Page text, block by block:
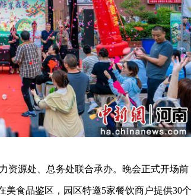
源处、总务处联合承办。晚会正式开场前
食品鉴区，园区特邀5家餐饮商户提供30